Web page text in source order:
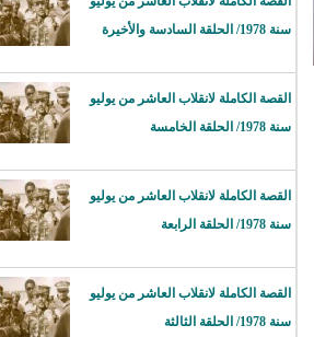
سنة 1978/ الحلقة السادسة والأخيرة
القصة الكاملة لانقلاب العاشر من يوليو
سنة 1978/ الحلقة الخامسة
القصة الكاملة لانقلاب العاشر من يوليو
سنة 1978/ الحلقة الرابعة
القصة الكاملة لانقلاب العاشر من يوليو
سنة 1978/ الحلقة الثالثة